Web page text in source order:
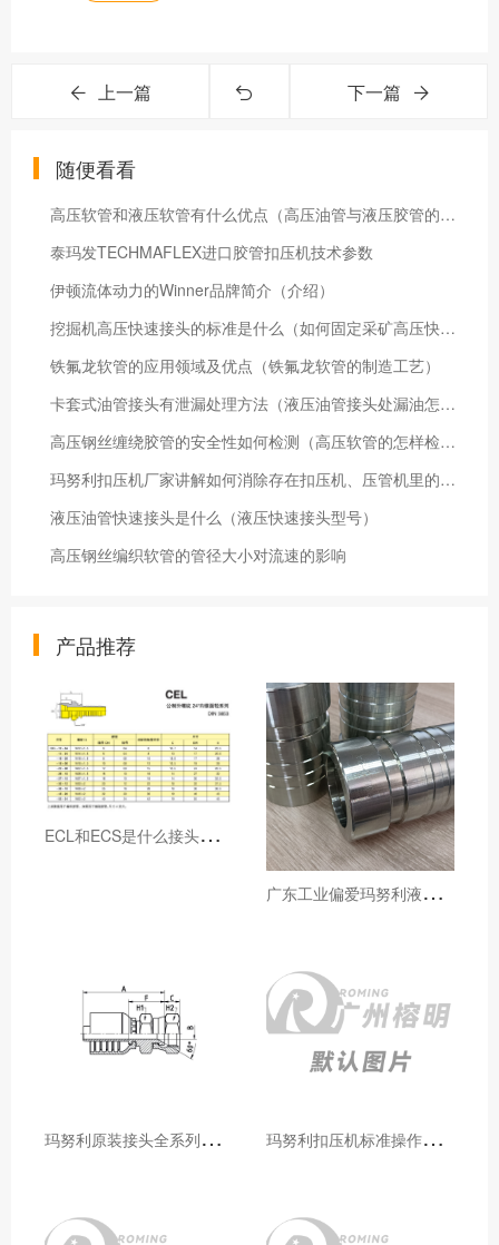
上一篇 下一篇
随便看看
高压软管和液压软管有什么优点（高压油管与液压胶管的特点）
泰玛发TECHMAFLEX进口胶管扣压机技术参数
伊顿流体动力的Winner品牌简介（介绍）
挖掘机高压快速接头的标准是什么（如何固定采矿高压快速接头）
铁氟龙软管的应用领域及优点（铁氟龙软管的制造工艺）
卡套式油管接头有泄漏处理方法（液压油管接头处漏油怎么办）
高压钢丝缠绕胶管的安全性如何检测（高压软管的怎样检查安全性）
玛努利扣压机厂家讲解如何消除存在扣压机、压管机里的隐形危害
液压油管快速接头是什么（液压快速接头型号）
高压钢丝编织软管的管径大小对流速的影响
产品推荐
E
CL和ECS是什么接头，用于什么胶管或管件
广
东工业偏爱玛努利液压产品的五大原因（代理深度分析）
玛
努利原装接头全系列型号解析：广州客户选型必备指南 玛
努利扣压机标准操作流程：广州代理手把手教学（新手也能学会）